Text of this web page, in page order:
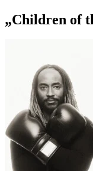
„Children of